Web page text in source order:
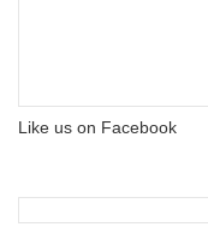
Like us on Facebook